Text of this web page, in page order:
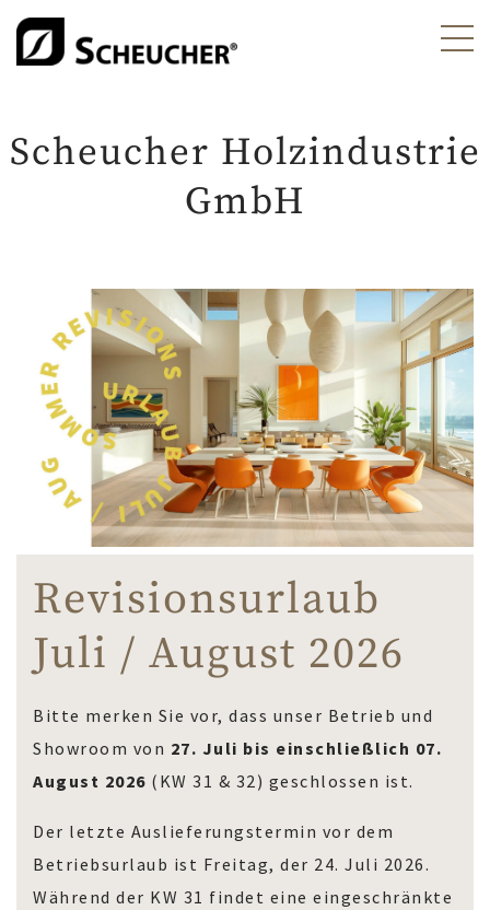
Scheucher Holzindustrie
GmbH
Revisionsurlaub
Juli / August 2026
Bitte merken Sie vor, dass unser Betrieb und
Showroom von 27. Juli bis einschließlich 07.
August 2026 (KW 31 & 32) geschlossen ist.
Der letzte Auslieferungstermin vor dem
Betriebsurlaub ist Freitag, der 24. Juli 2026.
Während der KW 31 findet eine eingeschränkte